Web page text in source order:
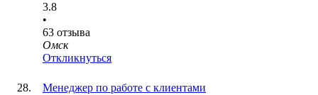
3.8
•
63 отзыва
Омск
Откликнуться
Менеджер по работе с клиентами